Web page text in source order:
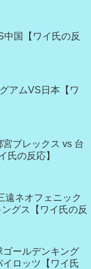
中国【ワイ氏の反
アムVS日本【ワ
宮ブレックス vs 台
氏の反応】
遠ネオフェニック
グス【ワイ氏の反
ゴールデンキング
イロッツ【ワイ氏